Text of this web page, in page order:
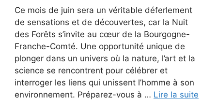
Ce mois de juin sera un véritable déferlement
de sensations et de découvertes, car la Nuit
des Forêts s’invite au cœur de la Bourgogne-
Franche-Comté. Une opportunité unique de
plonger dans un univers où la nature, l’art et la
science se rencontrent pour célébrer et
interroger les liens qui unissent l’homme à son
environnement. Préparez-vous à … Lire la suite